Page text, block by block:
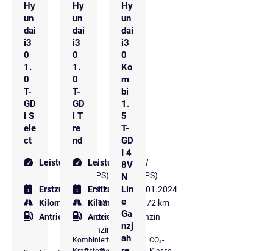
Hy
un
dai
i3
0
1.
0
T-
GD
i S
ele
ct
Leistung 88 kW
(120 PS)
Erstzulassung 11.2022
Kilometer 45.713 km
Antriebsart
Super
Benzin
Hy
un
dai
i3
0
1.
0
T-
GD
i T
re
nd
Leistung 88 kW
(120 PS)
Erstzulassung
01.2024
Kilometer
63.272 km
Antriebsart
Benzin
Kombinierter
CO₂-
Hy
un
dai
i3
0
Ko
m
bi
1.
5
T-
GD
I 4
8V
N
Lin
e
Ga
nzj
ah